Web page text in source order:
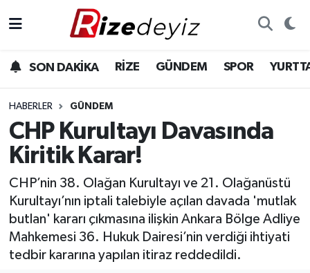
SON DAKİKA RİZE GÜNDEM SPOR
HABERLER GÜNDEM
CHP Kurultayı Davasında
Kiritik Karar!
CHP’nin 38. Olağan Kurultayı ve 21. Olağanüstü
Kurultayı’nın iptali talebiyle açılan davada 'mutlak
butlan' kararı çıkmasına ilişkin Ankara Bölge Adliye
Mahkemesi 36. Hukuk Dairesi’nin verdiği ihtiyati
tedbir kararına yapılan itiraz reddedildi.
Gündem
Yurttan Haberler
Ekonomi
Teknoloji
Rize Hava Durumu
Rize Trafik Yoğunluk Haritası
Süper Lig Puan Durumu ve Fikstür
Tüm Manşetler
Son Dakika Haberleri
Haber Arşivi